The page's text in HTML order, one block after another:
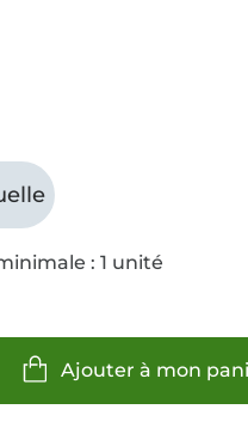
: 1 unité
Ajouter à mon